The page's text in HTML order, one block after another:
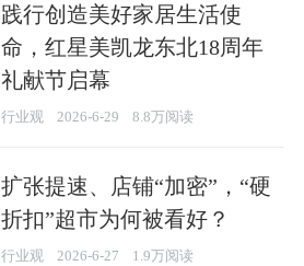
践行创造美好家居生活使
命，红星美凯龙东北18周年
礼献节启幕
行业观 2026-6-29 8.8万阅读
扩张提速、店铺“加密”，“硬
折扣”超市为何被看好？
行业观 2026-6-27 1.9万阅读